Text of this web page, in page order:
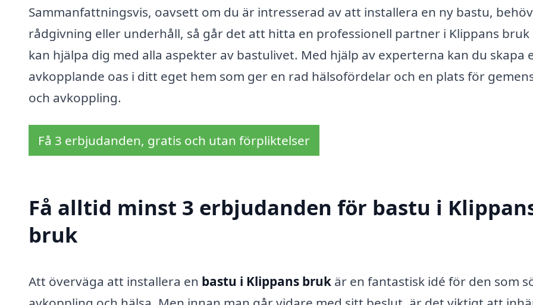
Sammanfattningsvis, oavsett om du är intresserad av att installera en ny bastu,
rådgivning eller underhåll, så går det att hitta en professionell partner i Klippans bruk
kan hjälpa dig med alla aspekter av bastulivet. Med hjälp av experterna kan du skapa
avkopplande oas i ditt eget hem som ger en rad hälsofördelar och en plats för
och avkoppling.
Få 3 erbjudanden, gratis och utan förpliktelser
Få alltid minst 3 erbjudanden för bastu i
bruk
Att överväga att installera en bastu i Klippans bruk är en fantastisk idé för den som